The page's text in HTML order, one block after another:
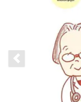
Previous